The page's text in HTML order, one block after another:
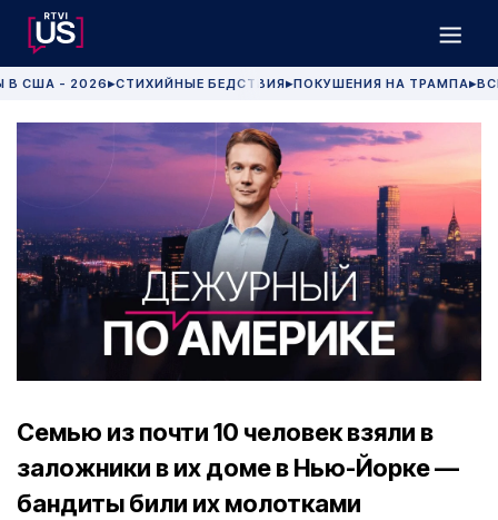
В США - 2026 ▶СТИХИЙНЫЕ БЕДСТВИЯ▶ПОКУШЕНИЯ НА ТРАМПА▶
Семью из почти 10 человек взяли в
заложники в их доме в Нью-Йорке —
бандиты били их молотками